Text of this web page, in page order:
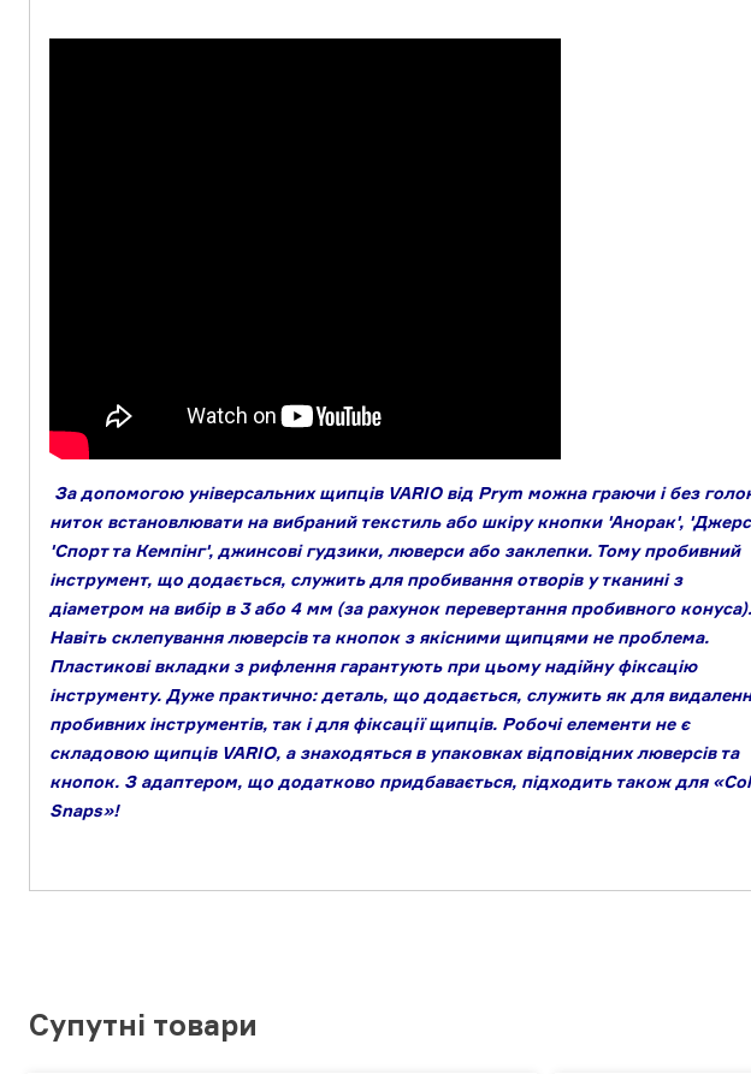
За допомогою універсальних щипців VARIO від Prym можна граючи і без
ниток встановлювати на вибраний текстиль або шкіру кнопки 'Анорак',
'Спорт та Кемпінг', джинсові гудзики, люверси або заклепки. Тому пробивний
інструмент, що додається, служить для пробивання отворів у тканині з
діаметром на вибір в 3 або 4 мм (за рахунок перевертання пробивного конуса).
Навіть склепування люверсів та кнопок з якісними щипцями не проблема.
Пластикові вкладки з рифлення гарантують при цьому надійну фіксацію
інструменту. Дуже практично: деталь, що додається, служить як для
пробивних інструментів, так і для фіксації щипців. Робочі елементи не є
складовою щипців VARIO, а знаходяться в упаковках відповідних люверсів та
кнопок. З адаптером, що додатково придбавається, підходить також для
Snaps»!
Супутні товари